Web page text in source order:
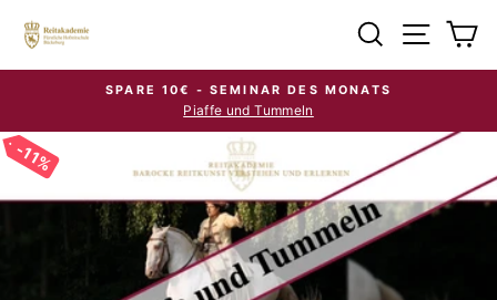
zum
Suche
Pause
Diashow
SPARE 10€ - SEMINAR DES MONATS
Piaffe und Tummeln
11%